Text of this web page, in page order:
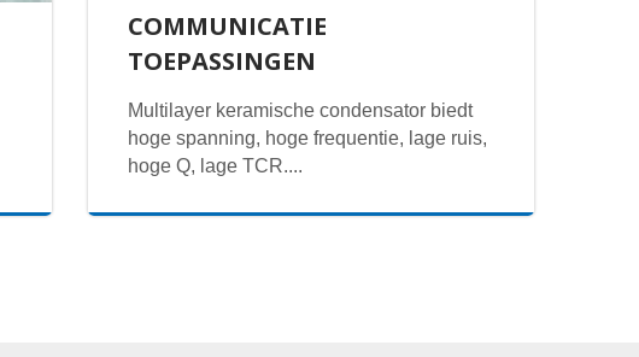
COMMUNICATIE
TOEPASSINGEN
Multilayer keramische condensator biedt
hoge spanning, hoge frequentie, lage ruis,
hoge Q, lage TCR....